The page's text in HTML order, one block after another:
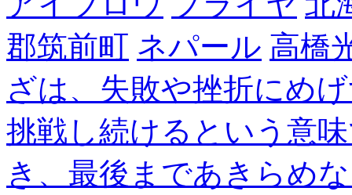
郡筑前町 ネパール 高橋
ざは、失敗や挫折にめ
挑戦し続けるという意
き、最後まであきらめ